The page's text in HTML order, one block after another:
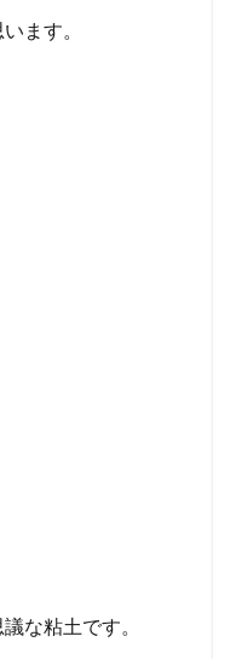
ます。
な粘土です。